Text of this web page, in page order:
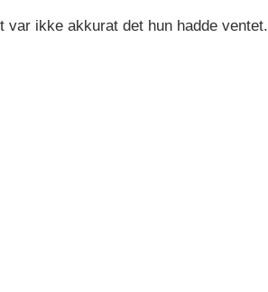
var ikke akkurat det hun hadde ventet.